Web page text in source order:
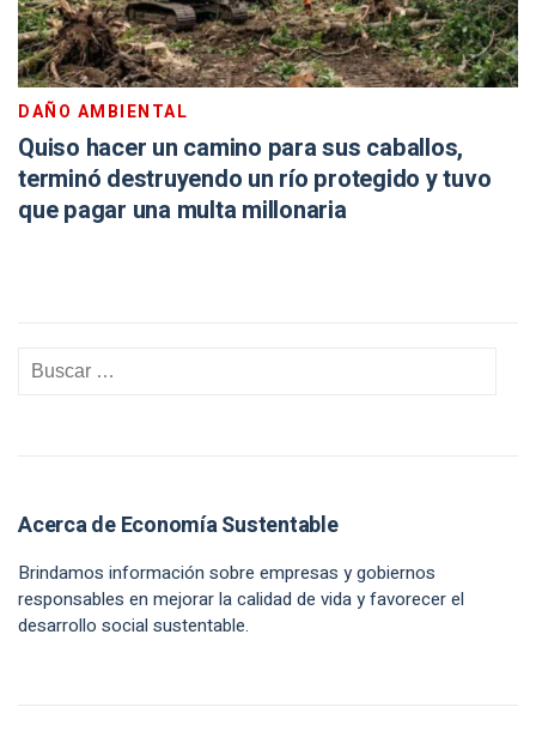
DAÑO AMBIENTAL
Quiso hacer un camino para sus caballos,
terminó destruyendo un río protegido y tuvo
que pagar una multa millonaria
Acerca de Economía Sustentable
Brindamos información sobre empresas y gobiernos
responsables en mejorar la calidad de vida y favorecer el
desarrollo social sustentable.